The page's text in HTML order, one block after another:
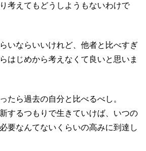
考えてもどうしようもないわけで
いならいいけれど、他者と比べすぎ
はじめから考えなくて良いと思いま
たら過去の自分と比べるべし。
するつもりで生きていけば、いつの
要なんてないくらいの高みに到達し